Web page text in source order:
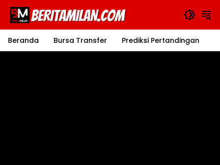
Langsung
konten
Beranda
Bursa Transfer Prediksi Pertandingan